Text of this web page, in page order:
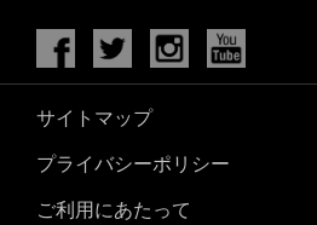
サイトマップ
プライバシーポリシー
ご利用にあたって